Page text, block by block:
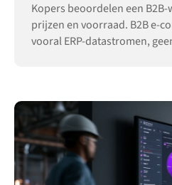
Kopers beoordelen een
prijzen en voorraad. B2B e-
vooral ERP-datastromen,